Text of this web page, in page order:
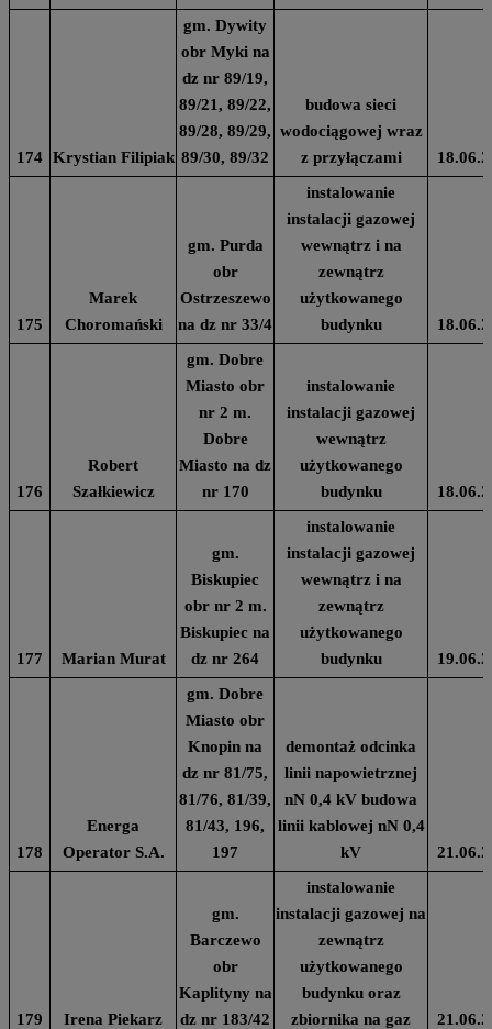
174 Krystian Filipiak
gm. Dywity
obr Myki na
dz nr 89/19,
89/21, 89/22,
89/28, 89/29,
89/30, 89/32
budowa sieci
wodociągowej wraz
z przyłączami
175
Marek
Choromański
gm. Purda
obr
Ostrzeszewo
na dz nr 33/4
instalowanie
instalacji gazowej
wewnątrz i na
zewnątrz
użytkowanego
budynku
176
Robert
Szałkiewicz
gm. Dobre
Miasto obr
nr 2 m.
Dobre
Miasto na dz
nr 170
instalowanie
instalacji gazowej
wewnątrz
użytkowanego
budynku
177 Marian Murat
gm.
Biskupiec
obr nr 2 m.
Biskupiec na
dz nr 264
instalowanie
instalacji gazowej
wewnątrz i na
zewnątrz
użytkowanego
budynku
178
Energa
Operator S.A.
gm. Dobre
Miasto obr
Knopin na
dz nr 81/75,
81/76, 81/39,
81/43, 196,
197
demontaż odcinka
linii napowietrznej
nN 0,4 kV budowa
linii kablowej nN 0,4
kV
179 Irena Piekarz
gm.
Barczewo
obr
Kaplityny na
dz nr 183/42
instalowanie
instalacji gazowej na
zewnątrz
użytkowanego
budynku oraz
zbiornika na gaz